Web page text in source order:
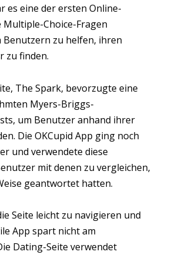
es eine der ersten Online-
Multiple-Choice-Fragen
Benutzern zu helfen, ihren
zu finden.
The Spark, bevorzugte eine
Myers-Briggs-
um Benutzer anhand ihrer
Die OKCupid App ging noch
und verwendete diese
mit denen zu vergleichen,
geantwortet hatten.
Seite leicht zu navigieren und
App spart nicht am
Dating-Seite verwendet